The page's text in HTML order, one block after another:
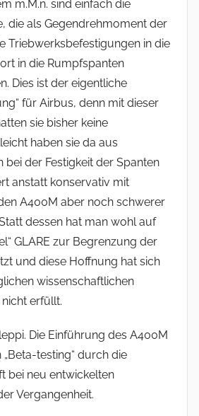
m.M.n. sind einfach die
die als Gegendrehmoment der
Triebwerksbefestigungen in die
in die Rumpfspanten
Dies ist der eigentliche
für Airbus, denn mit dieser
sie bisher keine
haben sie da aus
bei der Festigkeit der Spanten
anstatt konservativ mit
A400M aber noch schwerer
dessen hat man wohl auf
GLARE zur Begrenzung der
und diese Hoffnung hat sich
wissenschaftlichen
erfüllt.
Die Einführung des A400M
testing“ durch die
bei neu entwickelten
Vergangenheit.